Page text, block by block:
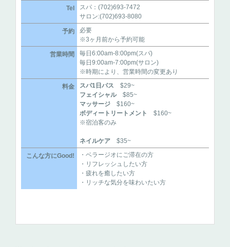
Tel
スパ：(702)693-7472
サロン:(702)693-8080
予約
必要
※3ヶ月前から予約可能
営業時間
毎日6:00am-8:00pm(スパ)
毎日9:00am-7:00pm(サロン)
※時期により、営業時間の変更あり
料金 スパ1日パス $29~
フェイシャル$85~
マッサージ $160~
ボディートリートメント
$160~
※宿泊客のみ
ネイルケア $35~
こんな方にGood!
・ベラージオにご滞在の方
・リフレッシュしたい方
・疲れを癒したい方
・リッチな気分を味わいたい方